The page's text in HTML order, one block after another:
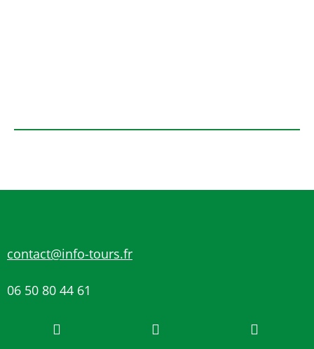
contact@info-tours.fr
06 50 80 44 61